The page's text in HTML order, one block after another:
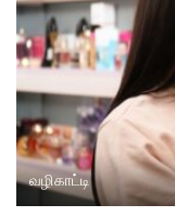
வழிகாட்டி